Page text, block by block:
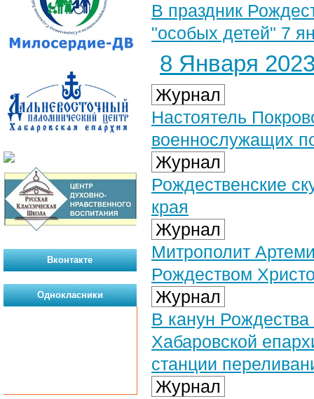
В праздник
"особых детей" 7
8 Января 2023
Журнал
Настоятель
военнослужащих
Журнал
Рождественские
края
Журнал
Митрополит
Рождеством
Журнал
В канун
Хабаровской
станции
Журнал
Вконтакте
Однокласники